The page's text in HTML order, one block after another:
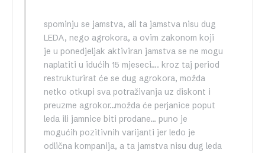
spominju se jamstva, ali ta jamstva nisu dug
LEDA, nego agrokora, a ovim zakonom koji
je u ponedjeljak aktiviran jamstva se ne mogu
naplatiti u idućih 15 mjeseci…. kroz taj period
restrukturirat će se dug agrokora, možda
netko otkupi sva potraživanja uz diskont i
preuzme agrokor…možda će perjanice poput
leda ili jamnice biti prodane… puno je
mogućih pozitivnih varijanti jer ledo je
odlična kompanija, a ta jamstva nisu dug leda